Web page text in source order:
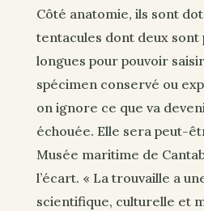
Côté anatomie, ils sont
tentacules dont deux
longues pour pouvoir
spécimen conservé ou
on ignore ce que va
échouée. Elle sera peut-
Musée maritime de
l’écart. « La trouvaille a
scientifique, culturelle et